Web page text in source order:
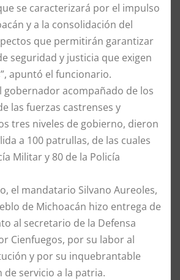
se caracterizará por el impulso
y a la consolidación del
que permitirán garantizar
seguridad y justicia que exigen
apuntó el funcionario.
gobernador acompañado de los
las fuerzas castrenses y
tres niveles de gobierno, dieron
a 100 patrullas, de las cuales
Militar y 80 de la Policía
el mandatario Silvano Aureoles,
de Michoacán hizo entrega de
al secretario de la Defensa
Cienfuegos, por su labor al
y por su inquebrantable
de servicio a la patria.